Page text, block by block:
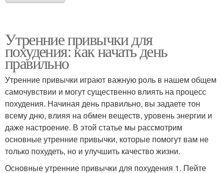
Утренние привычки для
похудения: как начать день
правильно
Утренние привычки играют важную роль в нашем общем
самочувствии и могут существенно влиять на процесс
похудения. Начиная день правильно, вы задаете тон
всему дню, влияя на обмен веществ, уровень энергии и
даже настроение. В этой статье мы рассмотрим
основные утренние привычки, которые помогут вам не
только похудеть, но и улучшить качество жизни.
Основные утренние привычки для похудения 1. Пейте